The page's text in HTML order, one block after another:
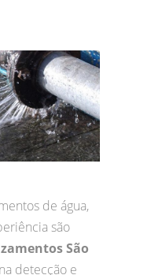
de água,
são
São
detecção e